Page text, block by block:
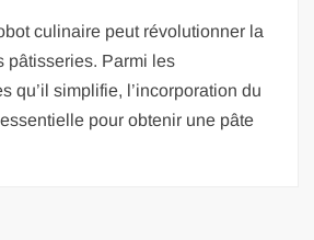
culinaire peut révolutionner la
pâtisseries. Parmi les
qu’il simplifie, l’incorporation du
pour obtenir une pâte